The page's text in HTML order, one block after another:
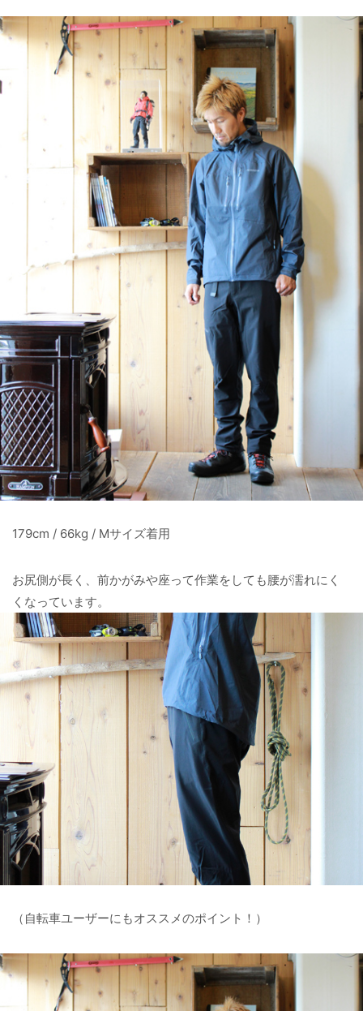
179cm / 66kg / Mサイズ着用
お尻側が長く、前かがみや座って作業をしても腰が濡れにく
くなっています。
（自転車ユーザーにもオススメのポイント！）